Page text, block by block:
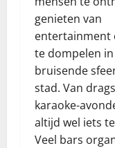
genieten van
entertainment
te dompelen
bruisende
stad. Van
karaoke-
altijd wel iets
Veel bars